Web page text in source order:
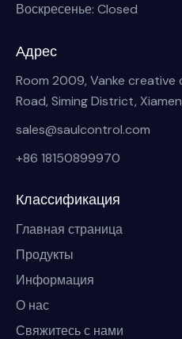
Воскресенье: Closed
Адрес
Room 2009, Vanke creative
Road, Siming District,
sales@saulcontrol.com
+86 18150899970
Классификация
Главная страница
Продукты
Информация
О нас
Свяжитесь с нами